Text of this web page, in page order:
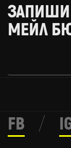
МЕЙЛ
FB /